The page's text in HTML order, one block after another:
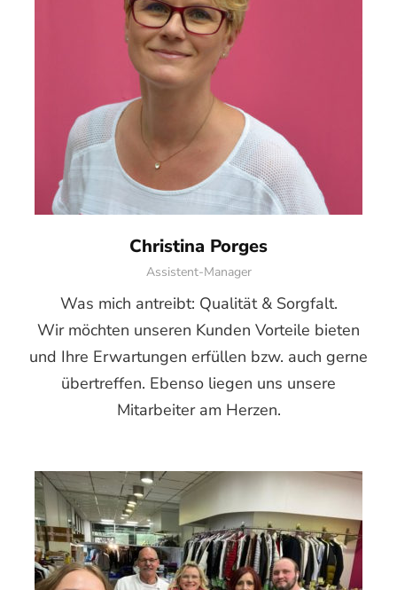
Christina Porges
Assistent-Manager
Was mich antreibt: Qualität & Sorgfalt.
Wir möchten unseren Kunden Vorteile bieten
und Ihre Erwartungen erfüllen bzw. auch gerne
übertreffen. Ebenso liegen uns unsere
Mitarbeiter am Herzen.